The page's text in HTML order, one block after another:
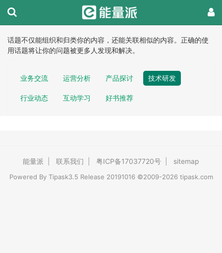
话题不仅能组织和归类你的内容，还能关联相似的内容。正确的使
用话题将让你的问题被更多人发现和解决。
业务交流 运营分析 产品探讨 技术研发
行业动态 互动学习 好书推荐
能量派 联系我们 粤ICP备17037720号 sitemap
Powered By Tipask3.5 Release 20191016 ©2009-2026 tipask.com